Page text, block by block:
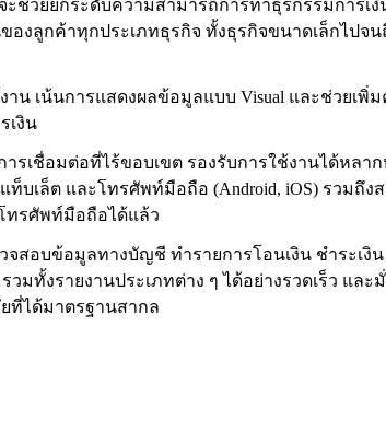
ะช่วยยกระดับความสามารถการทำธุรกรรมการเงิ
งลูกค้าทุกประเภทธุรกิจ ทั้งธุรกิจขนาดเล็กไปจน
าน เน้นการแสดงผลข้อมูลแบบ Visual และช่วยเพิ่ม
เงิน
รเชื่อมต่อที่ไร้ขอบเขต รองรับการใช้งานได้หลา
บเล็ต และโทรศัพท์มือถือ (Android, iOS) รวมถึง
ทรศัพท์มือถือได้แล้ว
สอบข้อมูลทางบัญชี ทำรายการโอนเงิน ชำระเงิ
รวมทั้งรายงานประเภทต่าง ๆ ได้อย่างรวดเร็ว และ
ที่ได้มาตรฐานสากล